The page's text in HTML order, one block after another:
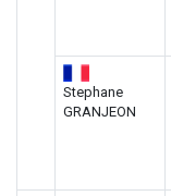
Stephane
GRANJEON